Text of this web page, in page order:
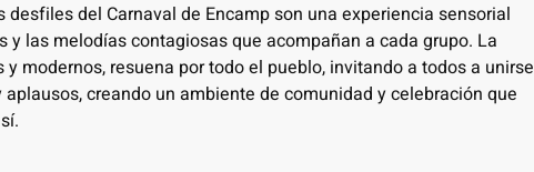
del Carnaval de Encamp son una experiencia sensorial
las melodías contagiosas que acompañan a cada grupo. La
modernos, resuena por todo el pueblo, invitando a todos a unirse
creando un ambiente de comunidad y celebración que